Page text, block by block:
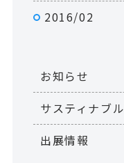
2016/02
お知らせ
サスティナブル
出展情報